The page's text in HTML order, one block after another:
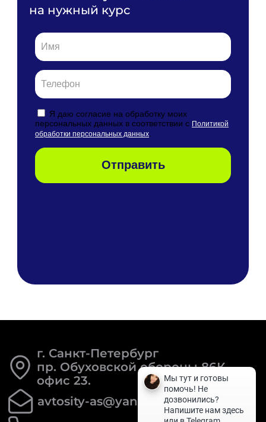
на нужный курс
г. Санкт-Петербург
пр. Обуховской обороны 86К
офис 23.
avtosity-as@yandex.ru